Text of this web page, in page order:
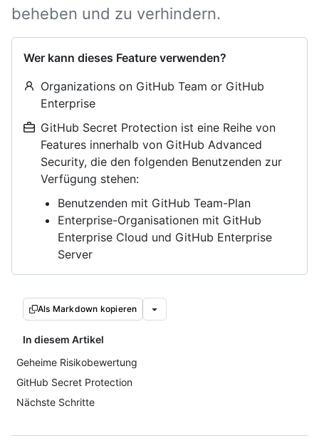
beheben und zu verhindern.
Wer kann dieses Feature verwenden?
Organizations on GitHub Team or GitHub
Enterprise
GitHub Secret Protection ist eine Reihe von
Features innerhalb von GitHub Advanced
Security, die den folgenden Benutzenden zur
Verfügung stehen:
Benutzenden mit GitHub Team-Plan
Enterprise-Organisationen mit GitHub
Enterprise Cloud und GitHub Enterprise
Server
Als Markdown kopieren
In diesem Artikel
Geheime Risikobewertung
GitHub Secret Protection
Nächste Schritte